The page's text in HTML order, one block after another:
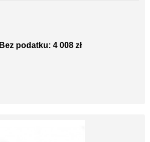
Bez podatku: 4 008 zł